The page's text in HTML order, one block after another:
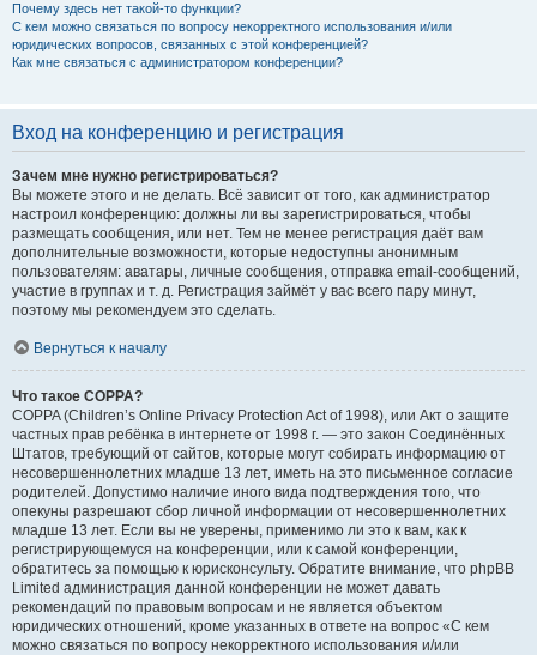
Почему здесь нет такой-то функции?
С кем можно связаться по вопросу некорректного использования и/или
юридических вопросов, связанных с этой конференцией?
Как мне связаться с администратором конференции?
Вход на конференцию и регистрация
Зачем мне нужно регистрироваться?
Вы можете этого и не делать. Всё зависит от того, как администратор
настроил конференцию: должны ли вы зарегистрироваться, чтобы
размещать сообщения, или нет. Тем не менее регистрация даёт вам
дополнительные возможности, которые недоступны анонимным
пользователям: аватары, личные сообщения, отправка email-сообщений,
участие в группах и т. д. Регистрация займёт у вас всего пару минут,
поэтому мы рекомендуем это сделать.
Вернуться к началу
Что такое COPPA?
COPPA (Children’s Online Privacy Protection Act of 1998), или Акт о защите
частных прав ребёнка в интернете от 1998 г. — это закон Соединённых
Штатов, требующий от сайтов, которые могут собирать информацию от
несовершеннолетних младше 13 лет, иметь на это письменное согласие
родителей. Допустимо наличие иного вида подтверждения того, что
опекуны разрешают сбор личной информации от несовершеннолетних
младше 13 лет. Если вы не уверены, применимо ли это к вам, как к
регистрирующемуся на конференции, или к самой конференции,
обратитесь за помощью к юрисконсульту. Обратите внимание, что phpBB
Limited администрация данной конференции не может давать
рекомендаций по правовым вопросам и не является объектом
юридических отношений, кроме указанных в ответе на вопрос «С кем
можно связаться по вопросу некорректного использования и/или